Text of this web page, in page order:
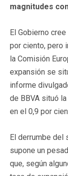
magnitudes
El Gobierno
por ciento, pero
la Comisión
expansión se
informe
de BBVA situó
en el 0,9 por
El derrumbe del
supone un
que, según